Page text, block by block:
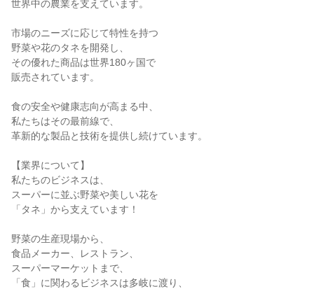
世界中の農業を支えています。
市場のニーズに応じて特性を持つ
野菜や花のタネを開発し、
その優れた商品は世界180ヶ国で
販売されています。
食の安全や健康志向が高まる中、
私たちはその最前線で、
革新的な製品と技術を提供し続けています。
【業界について】
私たちのビジネスは、
スーパーに並ぶ野菜や美しい花を
「タネ」から支えています！
野菜の生産現場から、
食品メーカー、レストラン、
スーパーマーケットまで、
「食」に関わるビジネスは多岐に渡り、